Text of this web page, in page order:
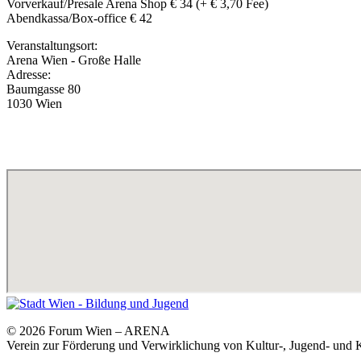
Vorverkauf/Presale Arena Shop € 34 (+ € 3,70 Fee)
Abendkassa/Box-office € 42
Veranstaltungsort:
Arena Wien - Große Halle
Adresse:
Baumgasse 80
1030 Wien
© 2026 Forum Wien – ARENA
Verein zur Förderung und Verwirklichung von Kultur-, Jugend- und